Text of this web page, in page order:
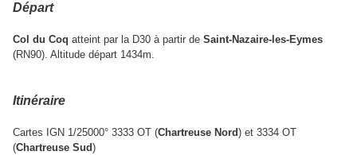
Départ
Col du Coq atteint par la D30 à partir de Saint-Nazaire-les-Eymes
(RN90). Altitude départ 1434m.
Itinéraire
Cartes IGN 1/25000° 3333 OT (Chartreuse Nord) et 3334 OT
(Chartreuse Sud)